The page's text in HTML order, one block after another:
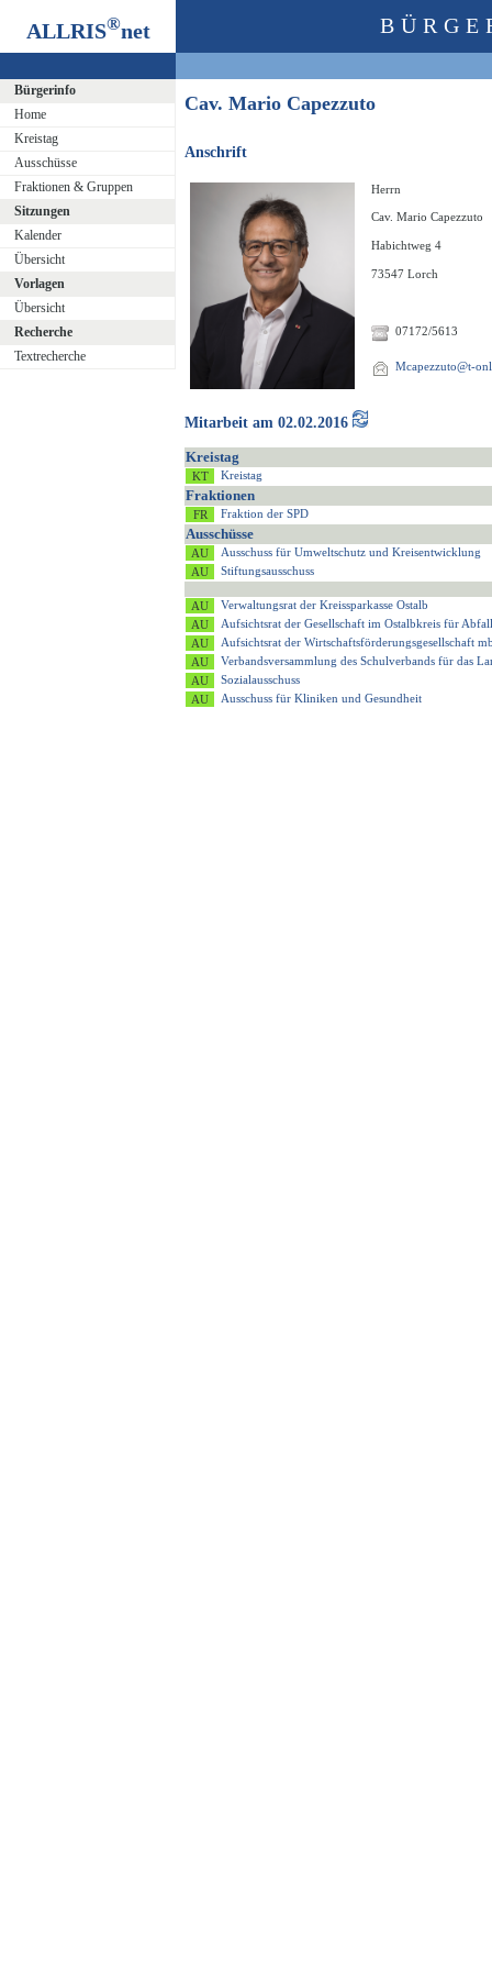
ALLRIS®net
Bürgerinfo
Home
Kreistag
Ausschüsse
Fraktionen & Gruppen
Sitzungen
Kalender
Übersicht
Vorlagen
Übersicht
Recherche
Textrecherche
Cav. Mario Capezzuto
Anschrift
Herrn
Cav. Mario Capezzuto
Habichtweg 4
73547 Lorch
07172/5613
Mcapezzuto@t-
Mitarbeit am 02.02.2016
Kreistag
Kreistag
Fraktionen
Fraktion der SPD
Ausschüsse
Ausschuss für Umweltschutz und Kreisentwicklung
Stiftungsausschuss
Verwaltungsrat der Kreissparkasse Ostalb
Aufsichtsrat der Gesellschaft im Ostalbkreis für
Aufsichtsrat der Wirtschaftsförderungsgesellschaft
Verbandsversammlung des Schulverbands für das
Sozialausschuss
Ausschuss für Kliniken und Gesundheit